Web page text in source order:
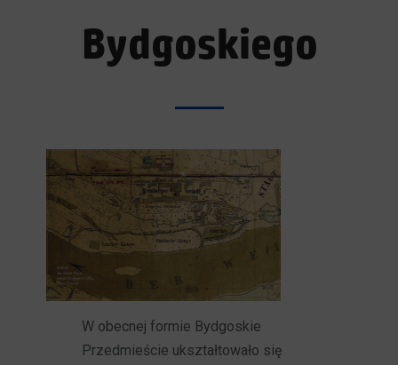
Bydgoskiego
W obecnej formie Bydgoskie
Przedmieście ukształtowało się